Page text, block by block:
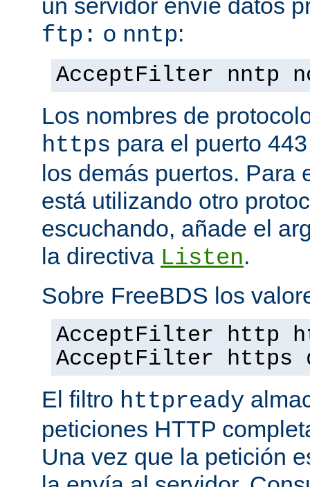
un servidor envíe datos
ftp: o nntp:
AcceptFilter nntp
Los nombres de
https para el puerto
los demás puertos. Para
está utilizando otro
escuchando, añade el
la directiva Listen.
Sobre FreeBDS los
AcceptFilter http
AcceptFilter https
El filtro httpready
peticiones HTTP
Una vez que la petición